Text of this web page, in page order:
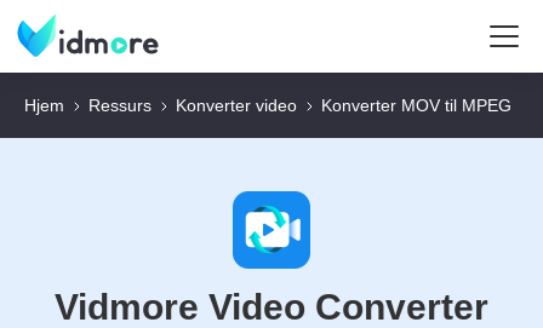
Hjem Ressurs Konverter video Konverter MOV til MPEG
Vidmore Video Converter